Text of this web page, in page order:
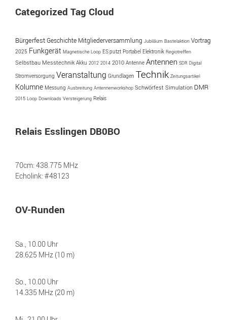
Categorized Tag Cloud
BürgerfestGeschichte Mitgliederversammlung Jubiläum Bastelaktion Vortrag
2025 Funkgerät Magnetische Loop ES putzt Portabel Elektronik Regiotreffen
Selbstbau Messtechnik Akku 2012 2014 2010 Antenne Antennen SDR Digital
Stromversorgung Veranstaltung Grundlagen Technik Zeitungsartikel
Kolumne Messung Ausbreitung Antennenworkshop Schwörfest Simulation DMR
2015 Loop Downloads Versteigerung Relais
Relais Esslingen DB0BO
70cm: 438.775 MHz
Echolink: #48123
OV-Runden
Sa., 10.00 Uhr
28.625 MHz (10 m)
So., 10.00 Uhr
14.335 MHz (20 m)